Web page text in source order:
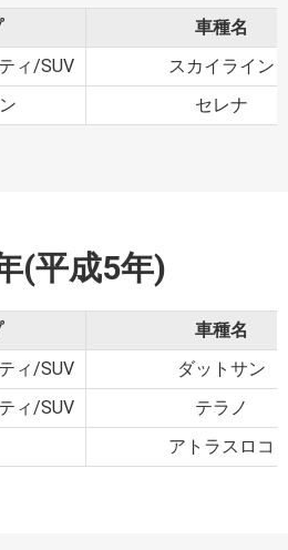
車種名
ィ/SUV
スカイライン
セレナ
(平成5年)
車種名
ィ/SUV
ダットサン
ィ/SUV
テラノ
アトラスロコ